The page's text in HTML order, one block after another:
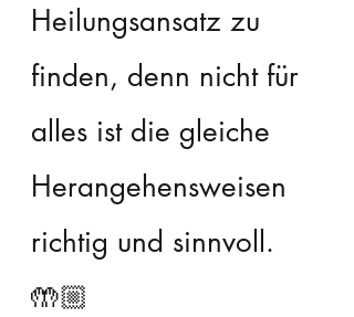
Heilungsansatz zu
finden, denn nicht für
alles ist die gleiche
Herangehensweisen
richtig und sinnvoll.
🤲🏼